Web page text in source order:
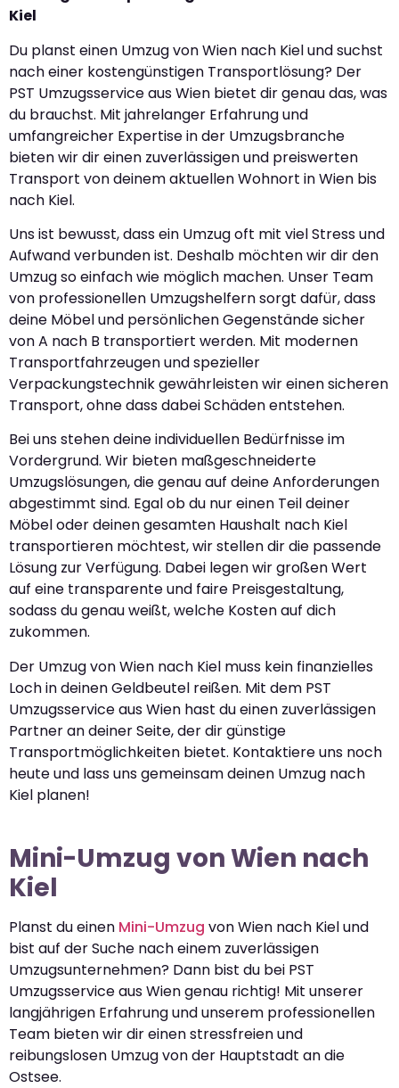
Kiel
Du planst einen Umzug von Wien nach Kiel und suchst
nach einer kostengünstigen Transportlösung? Der
PST Umzugsservice aus Wien bietet dir genau das, was
du brauchst. Mit jahrelanger Erfahrung und
umfangreicher Expertise in der Umzugsbranche
bieten wir dir einen zuverlässigen und preiswerten
Transport von deinem aktuellen Wohnort in Wien bis
nach Kiel.
Uns ist bewusst, dass ein Umzug oft mit viel Stress und
Aufwand verbunden ist. Deshalb möchten wir dir den
Umzug so einfach wie möglich machen. Unser Team
von professionellen Umzugshelfern sorgt dafür, dass
deine Möbel und persönlichen Gegenstände sicher
von A nach B transportiert werden. Mit modernen
Transportfahrzeugen und spezieller
Verpackungstechnik gewährleisten wir einen sicheren
Transport, ohne dass dabei Schäden entstehen.
Bei uns stehen deine individuellen Bedürfnisse im
Vordergrund. Wir bieten maßgeschneiderte
Umzugslösungen, die genau auf deine Anforderungen
abgestimmt sind. Egal ob du nur einen Teil deiner
Möbel oder deinen gesamten Haushalt nach Kiel
transportieren möchtest, wir stellen dir die passende
Lösung zur Verfügung. Dabei legen wir großen Wert
auf eine transparente und faire Preisgestaltung,
sodass du genau weißt, welche Kosten auf dich
zukommen.
Der Umzug von Wien nach Kiel muss kein finanzielles
Loch in deinen Geldbeutel reißen. Mit dem PST
Umzugsservice aus Wien hast du einen zuverlässigen
Partner an deiner Seite, der dir günstige
Transportmöglichkeiten bietet. Kontaktiere uns noch
heute und lass uns gemeinsam deinen Umzug nach
Kiel planen!
Mini-Umzug von Wien nach
Kiel
Planst du einen Mini-Umzug von Wien nach Kiel und
bist auf der Suche nach einem zuverlässigen
Umzugsunternehmen? Dann bist du bei PST
Umzugsservice aus Wien genau richtig! Mit unserer
langjährigen Erfahrung und unserem professionellen
Team bieten wir dir einen stressfreien und
reibungslosen Umzug von der Hauptstadt an die
Ostsee.